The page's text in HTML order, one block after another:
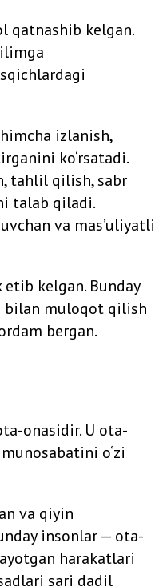
qatnashib kelgan.
izlanish,
ko‘rsatadi.
tahlil qilish, sabr
talab qiladi.
va mas’uliyatli
kelgan. Bunday
bilan muloqot qilish
bergan.
onasidir. U ota-
o‘zi
va qiyin
insonlar — ota-
harakatlari
sari dadil